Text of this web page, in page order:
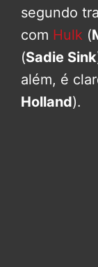
segundo
com Hulk (
(Sadie Sink
além, é
Holland).